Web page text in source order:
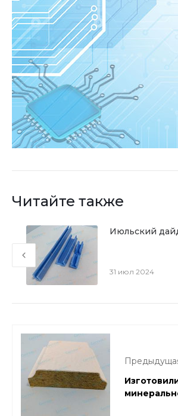
Читайте также
Июльский
31 июл 2024